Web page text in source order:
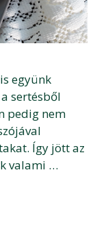
együnk
sertésből
pedig nem
Így jött az
valami …